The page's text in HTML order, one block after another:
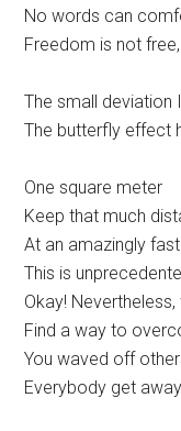
No words can
Freedom is not
The small deviation
The butterfly effect
One square meter
Keep that much
At an amazingly
This is
Okay! Nevertheless,
Find a way to
You waved off
Everybody get